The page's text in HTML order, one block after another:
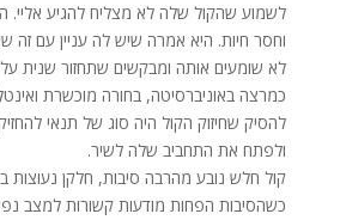
לשמוע שהקול שלה לא מצליח להגיע אליי.
וחסר חיות. היא אמרה שיש לה עניין עם זה
לא שומעים אותה ומבקשים שתחזור שנית
כמרצה באוניברסיטה, בחורה מוכשרת
להסיק שחיזוק הקול היה סוג של תנאי
ולפתח את התחביב שלה לשיר.
קול חלש נובע מהרבה סיבות, חלקן נעוצות
כשהסיבות הפחות מודעות קשורות למצב